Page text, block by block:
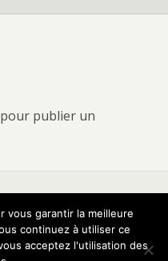
pour publier un
début
vous garantir la meilleure
continuez à utiliser ce
acceptez l'utilisation des